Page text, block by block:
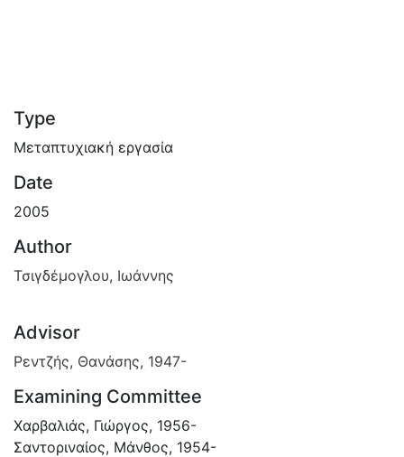
Type
Μεταπτυχιακή εργασία
Date
2005
Author
Τσιγδέμογλου, Ιωάννης
Advisor
Ρεντζής, Θανάσης, 1947-
Examining Committee
Χαρβαλιάς, Γιώργος, 1956-
Σαντοριναίος, Μάνθος, 1954-